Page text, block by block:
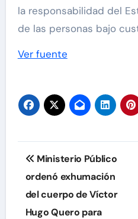
la responsabilidad del
de las personas bajo
Ver fuente
Navegación
de
entradas
Ministerio Público
ordenó exhumación
del cuerpo de Víctor
Hugo Quero para